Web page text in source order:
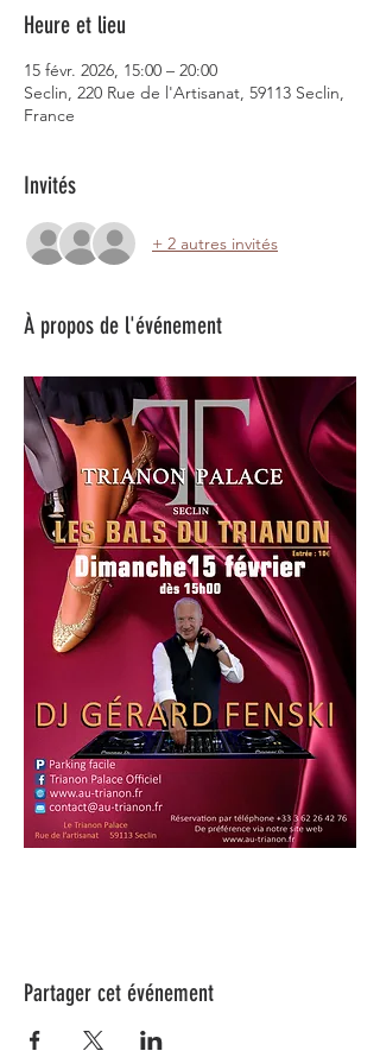
Heure et lieu
15 févr. 2026, 15:00 – 20:00
Seclin, 220 Rue de l'Artisanat, 59113 Seclin,
France
Invités
+ 2 autres invités
À propos de l'événement
Partager cet événement